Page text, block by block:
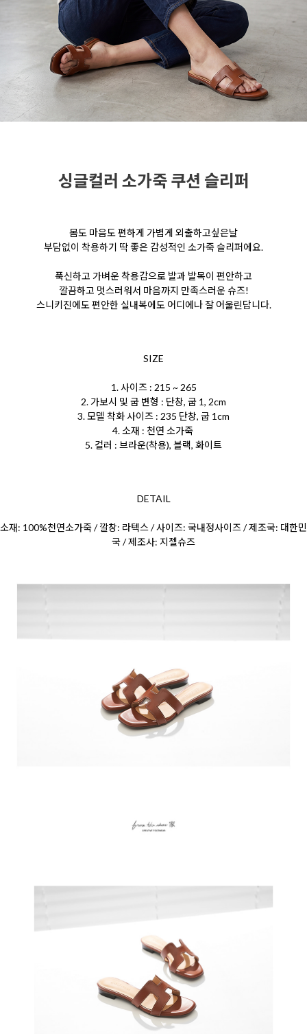
싱글컬러 소가죽 쿠션 슬리퍼
몸도 마음도 편하게 가볍게 외출하고싶은날
부담없이 착용하기 딱 좋은 감성적인 소가죽 슬리퍼에요.
푹신하고 가벼운 착용감으로 발과 발목이 편안하고
깔끔하고 멋스러워서 마음까지 만족스러운 슈즈!
스니키진에도 편안한 실내복에도 어디에나 잘 어울린답니다.
SIZE
1. 사이즈 : 215 ~ 265
2. 가보시 및 굽 변형 : 단창, 굽 1, 2cm
3. 모델 착화 사이즈 : 235 단창, 굽 1cm
4. 소재 : 천연 소가죽
5. 컬러 : 브라운(착용), 블랙, 화이트
DETAIL
소재: 100%천연소가죽 / 깔창: 라텍스 / 사이즈: 국내정사이즈 / 제조국: 대한민
국 / 제조사: 지젤슈즈